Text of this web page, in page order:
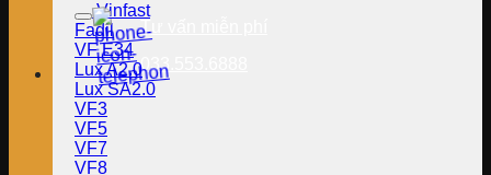
Tư vấn miễn phí
033.553.6888
Vinfast
Fadil
VF E34
Lux A2.0
Lux SA2.0
VF3
VF5
VF7
VF8